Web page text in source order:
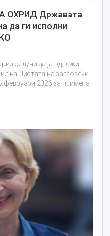
ОХРИД Државата
да ги исполни
одлучи да ја одложи
на Листата на загрозени
февруари 2026 за примена